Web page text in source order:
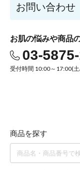
お問い合わせ
お肌の悩みや商品
03-
受付時間 10:00～17:00(
商品を探す